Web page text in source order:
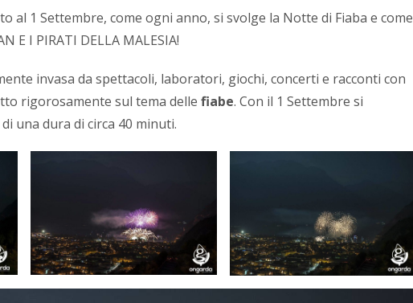
al 1 Settembre, come ogni anno, si svolge la Notte di Fiaba e come
E I PIRATI DELLA MALESIA!
invasa da spettacoli, laboratori, giochi, concerti e racconti con
rigorosamente sul tema delle fiabe. Con il 1 Settembre si
una dura di circa 40 minuti.